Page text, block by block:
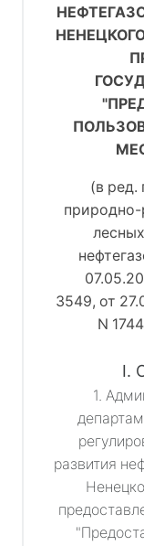
(в ред.
природно-
3549, от
N 1744
I.
1.
развития